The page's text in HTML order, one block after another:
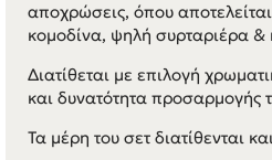
αποχρώσεις, όπου
κομοδίνα, ψηλή συρταριέρα &
Διατίθεται με επιλογή
και δυνατότητα προσαρμογής
Τα μέρη του σετ διατίθενται